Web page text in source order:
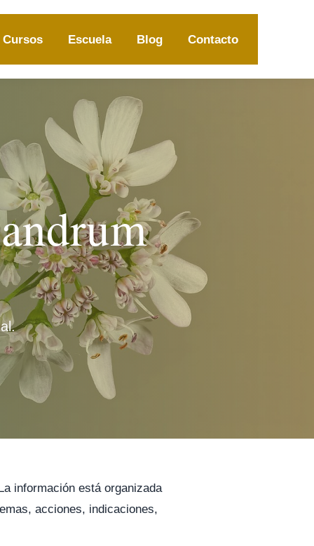
Cursos Escuela Blog Contacto
información está organizada
acciones, indicaciones,